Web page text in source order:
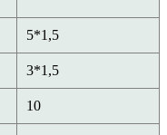
5*1,5
3*1,5
10